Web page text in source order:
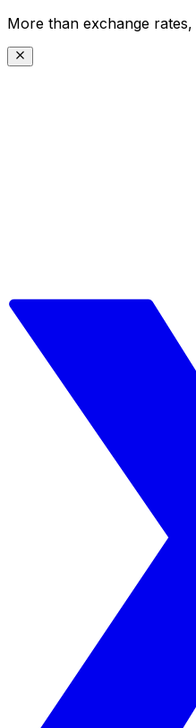
More than exchange rates,